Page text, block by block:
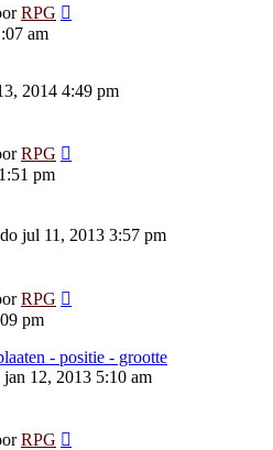
RPG
am
2014 4:49 pm
RPG
pm
do jul 11, 2013 3:57 pm
RPG
pm
- positie - grootte
jan 12, 2013 5:10 am
RPG